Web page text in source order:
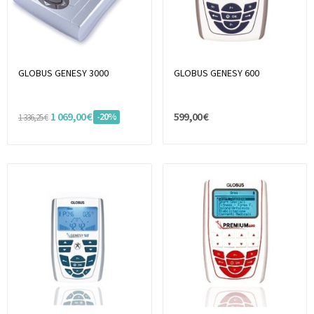
GLOBUS GENESY 3000
1 336,25 € 1 069,00 € -20%
GLOBUS GENESY 600
599,00 €